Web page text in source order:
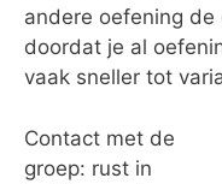
andere oefening
doordat je al
vaak sneller tot
Contact met de
groep: rust in